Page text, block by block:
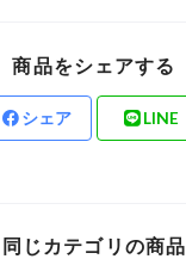
商品をシェアする
シェア LINE
同じカテゴリの商品